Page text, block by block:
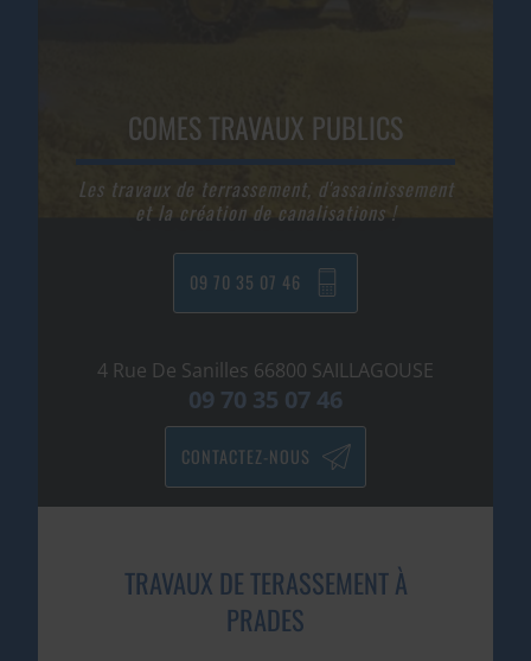
COMES TRAVAUX PUBLICS
Les travaux de terrassement, d'assainissement
et la création de canalisations !
09 70 35 07 46
4 Rue De Sanilles 66800 SAILLAGOUSE
09 70 35 07 46
CONTACTEZ-NOUS
TRAVAUX DE TERASSEMENT À
PRADES